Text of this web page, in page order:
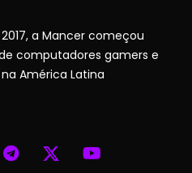
a Mancer começou
computadores gamers e
América Latina